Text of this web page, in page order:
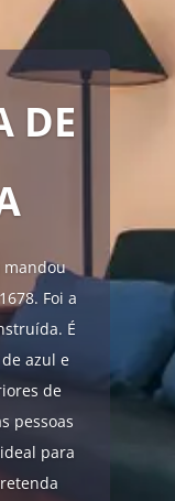
DE
mandou
Foi a
É
azul e
de
pessoas
para